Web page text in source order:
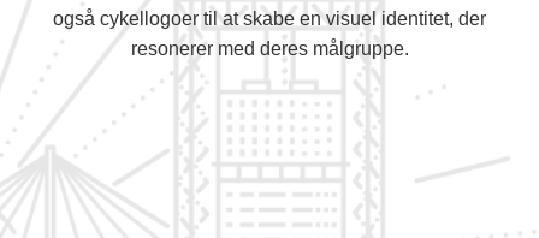
også cykellogoer til at skabe en visuel identitet, der
resonerer med deres målgruppe.